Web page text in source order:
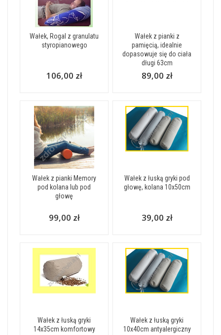
Wałek, Rogal z granulatu
styropianowego
106,00 zł
Wałek z pianki z
pamięcią, idealnie
dopasowuje się do ciała
długi 63cm
89,00 zł
Wałek z pianki Memory
pod kolana lub pod
głowę
99,00 zł
Wałek z łuską gryki pod
głowę, kolana 10x50cm
39,00 zł
Wałek z łuską gryki
14x35cm komfortowy
Wałek z łuską gryki
10x40cm antyalergiczny